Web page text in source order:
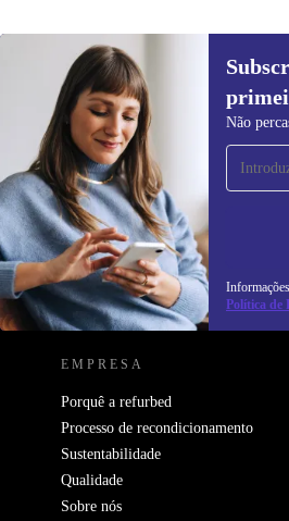
Não
Política de
Subscreve a nossa
primeira vez e
Não percas mais
REFURBED PORTUGAL -
EMPRESA
Porquê a refurbed
Processo de recondicionamento
Sustentabilidade
Qualidade
Sobre nós